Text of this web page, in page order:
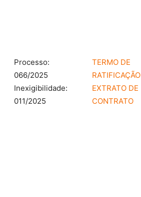
Processo:
066/2025
Inexigibilidade:
011/2025
TERMO DE
RATIFICAÇÃO
EXTRATO DE
CONTRATO